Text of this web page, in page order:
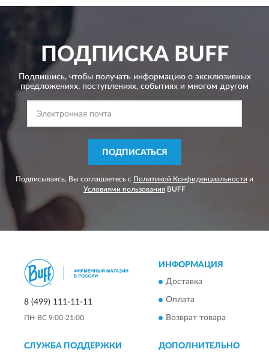
ПОДПИСКАBUFF
Подпишись, чтобы получать информацию о эксклюзивных
предложениях, поступлениях, событиях и многом другом
ПОДПИСАТЬСЯ
Подписываясь, Вы соглашаетесь с Политикой Конфиденциальности и
Условиями пользования BUFF
8 (499) 111-11-11
ПН-ВС 9:00-21:00
ИНФОРМАЦИЯ
Доставка
Оплата
Возврат товара
СЛУЖБА ПОДДЕРЖКИ ДОПОЛНИТЕЛЬНО